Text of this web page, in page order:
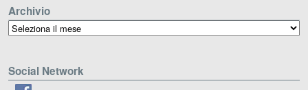
Archivio
Archivio
Social Network